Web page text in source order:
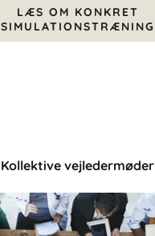
LÆS OM KONKRET
SIMULATIONSTRÆNING
Kollektive vejledermøder